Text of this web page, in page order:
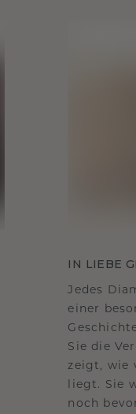
IN LIEBE
Jedes
einer
Sie die
zeigt, wie
liegt. Sie
noch